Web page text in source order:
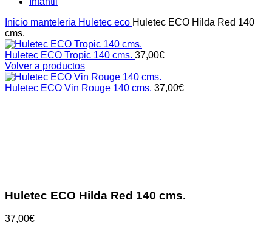
Inicio manteleria Huletec eco Huletec ECO Hilda Red 140
cms.
Huletec ECO Tropic 140 cms. 37,00€
Volver a productos
Huletec ECO Vin Rouge 140 cms. 37,00€
Huletec ECO Hilda Red 140 cms.
37,00€